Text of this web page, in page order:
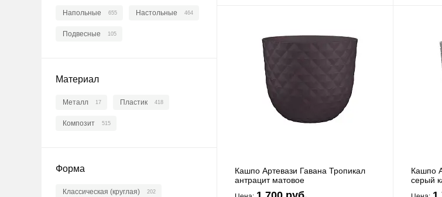
Для суккулентов
ПЕРЕЙТИ
Напольные 655 Настольные 464
Подвесные 105
Материал
Металл 17 Пластик 418
Композит 515
Форма
Классическая (круглая) 202
Кашпо Артевази Гавана Тропикал
антрацит матовое
Кашпо
серый